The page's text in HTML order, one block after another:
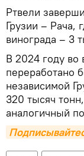
Ртвели
Грузии – Рача,
винограда – 3
В 2024 году во
переработано
независимой
320 тысяч
аналогичный